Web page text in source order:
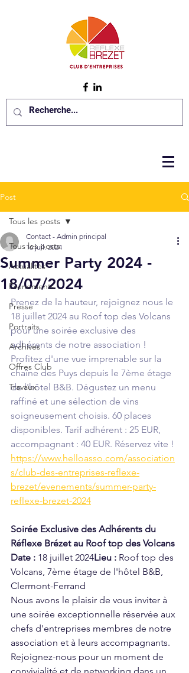
Post
Tous les posts
Actualités
Événements
Presse
Portraits
Archives
Offres Club
Travaux
Tous les posts
Summer Party 2024 -
18/07/2024
Contact - Admin principal
16 juil. 2024
Prenez de la hauteur, rejoignez nous le
18 juillet 2024 au Roof top des Volcans
pour une soirée exclusive des
adhérents de notre association !
Profitez d'une vue imprenable sur la
chaîne des Puys depuis le 7ème étage
de l'hôtel B&B. Dégustez un menu
raffiné et une sélection de vins
soigneusement choisis. 60 places
disponibles. Tarif adhérent : 25 EUR,
accompagnant : 40 EUR. Réservez vite !
https://www.helloasso.com/association
s/club-des-entreprises-reflexe-
brezet/evenements/summer-party-
reflexe-brezet-2024
Soirée Exclusive des Adhérents du
Réflexe Brézet au Roof top des Volcans
Date : 18 juillet 2024Lieu : Roof top des
Volcans, 7ème étage de l'hôtel B&B,
Clermont-Ferrand
Nous avons le plaisir de vous inviter à
une soirée exceptionnelle réservée aux
chefs d'entreprises membres de notre
association et à leurs accompagnants.
Rejoignez-nous pour un moment de